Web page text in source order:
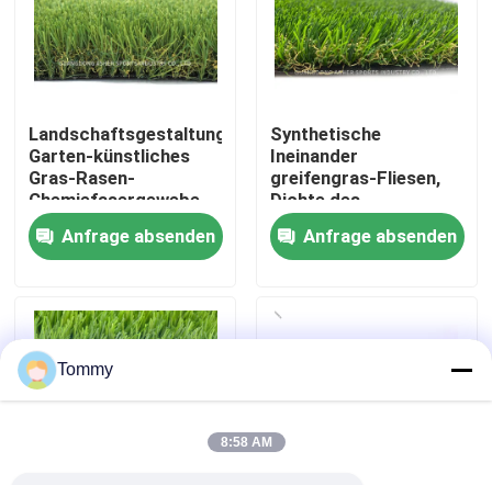
Über uns
Werksbesichtigung
Qualitätskontrolle
Kontakt
Nachrichten
Fälle
Landschaftsgestaltung
Garten-künstliches
Gras-Rasen-
Chemiefasergewebe-
im Freien
UVbeständiges
Anfrage absenden
Synthetische
Ineinander
greifengras-Fliesen,
Dichte des
Polyäthylen-künstliche
Gras-16800
Anfrage absenden
Tommy
8:58 AM